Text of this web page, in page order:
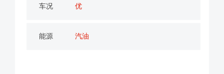
车况 优
能源 汽油